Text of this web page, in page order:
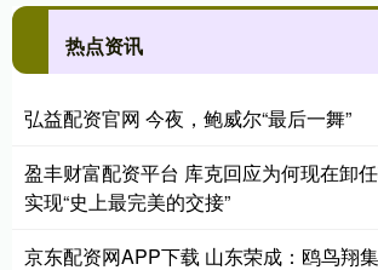
热点资讯
弘益配资官网 今夜，鲍威尔“最后一舞”
盈丰财富配资平台 库克回应为何现在卸
实现“史上最完美的交接”
京东配资网APP下载 山东荣成：鸥鸟翔